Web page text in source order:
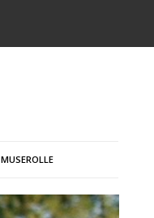
MUSEROLLE